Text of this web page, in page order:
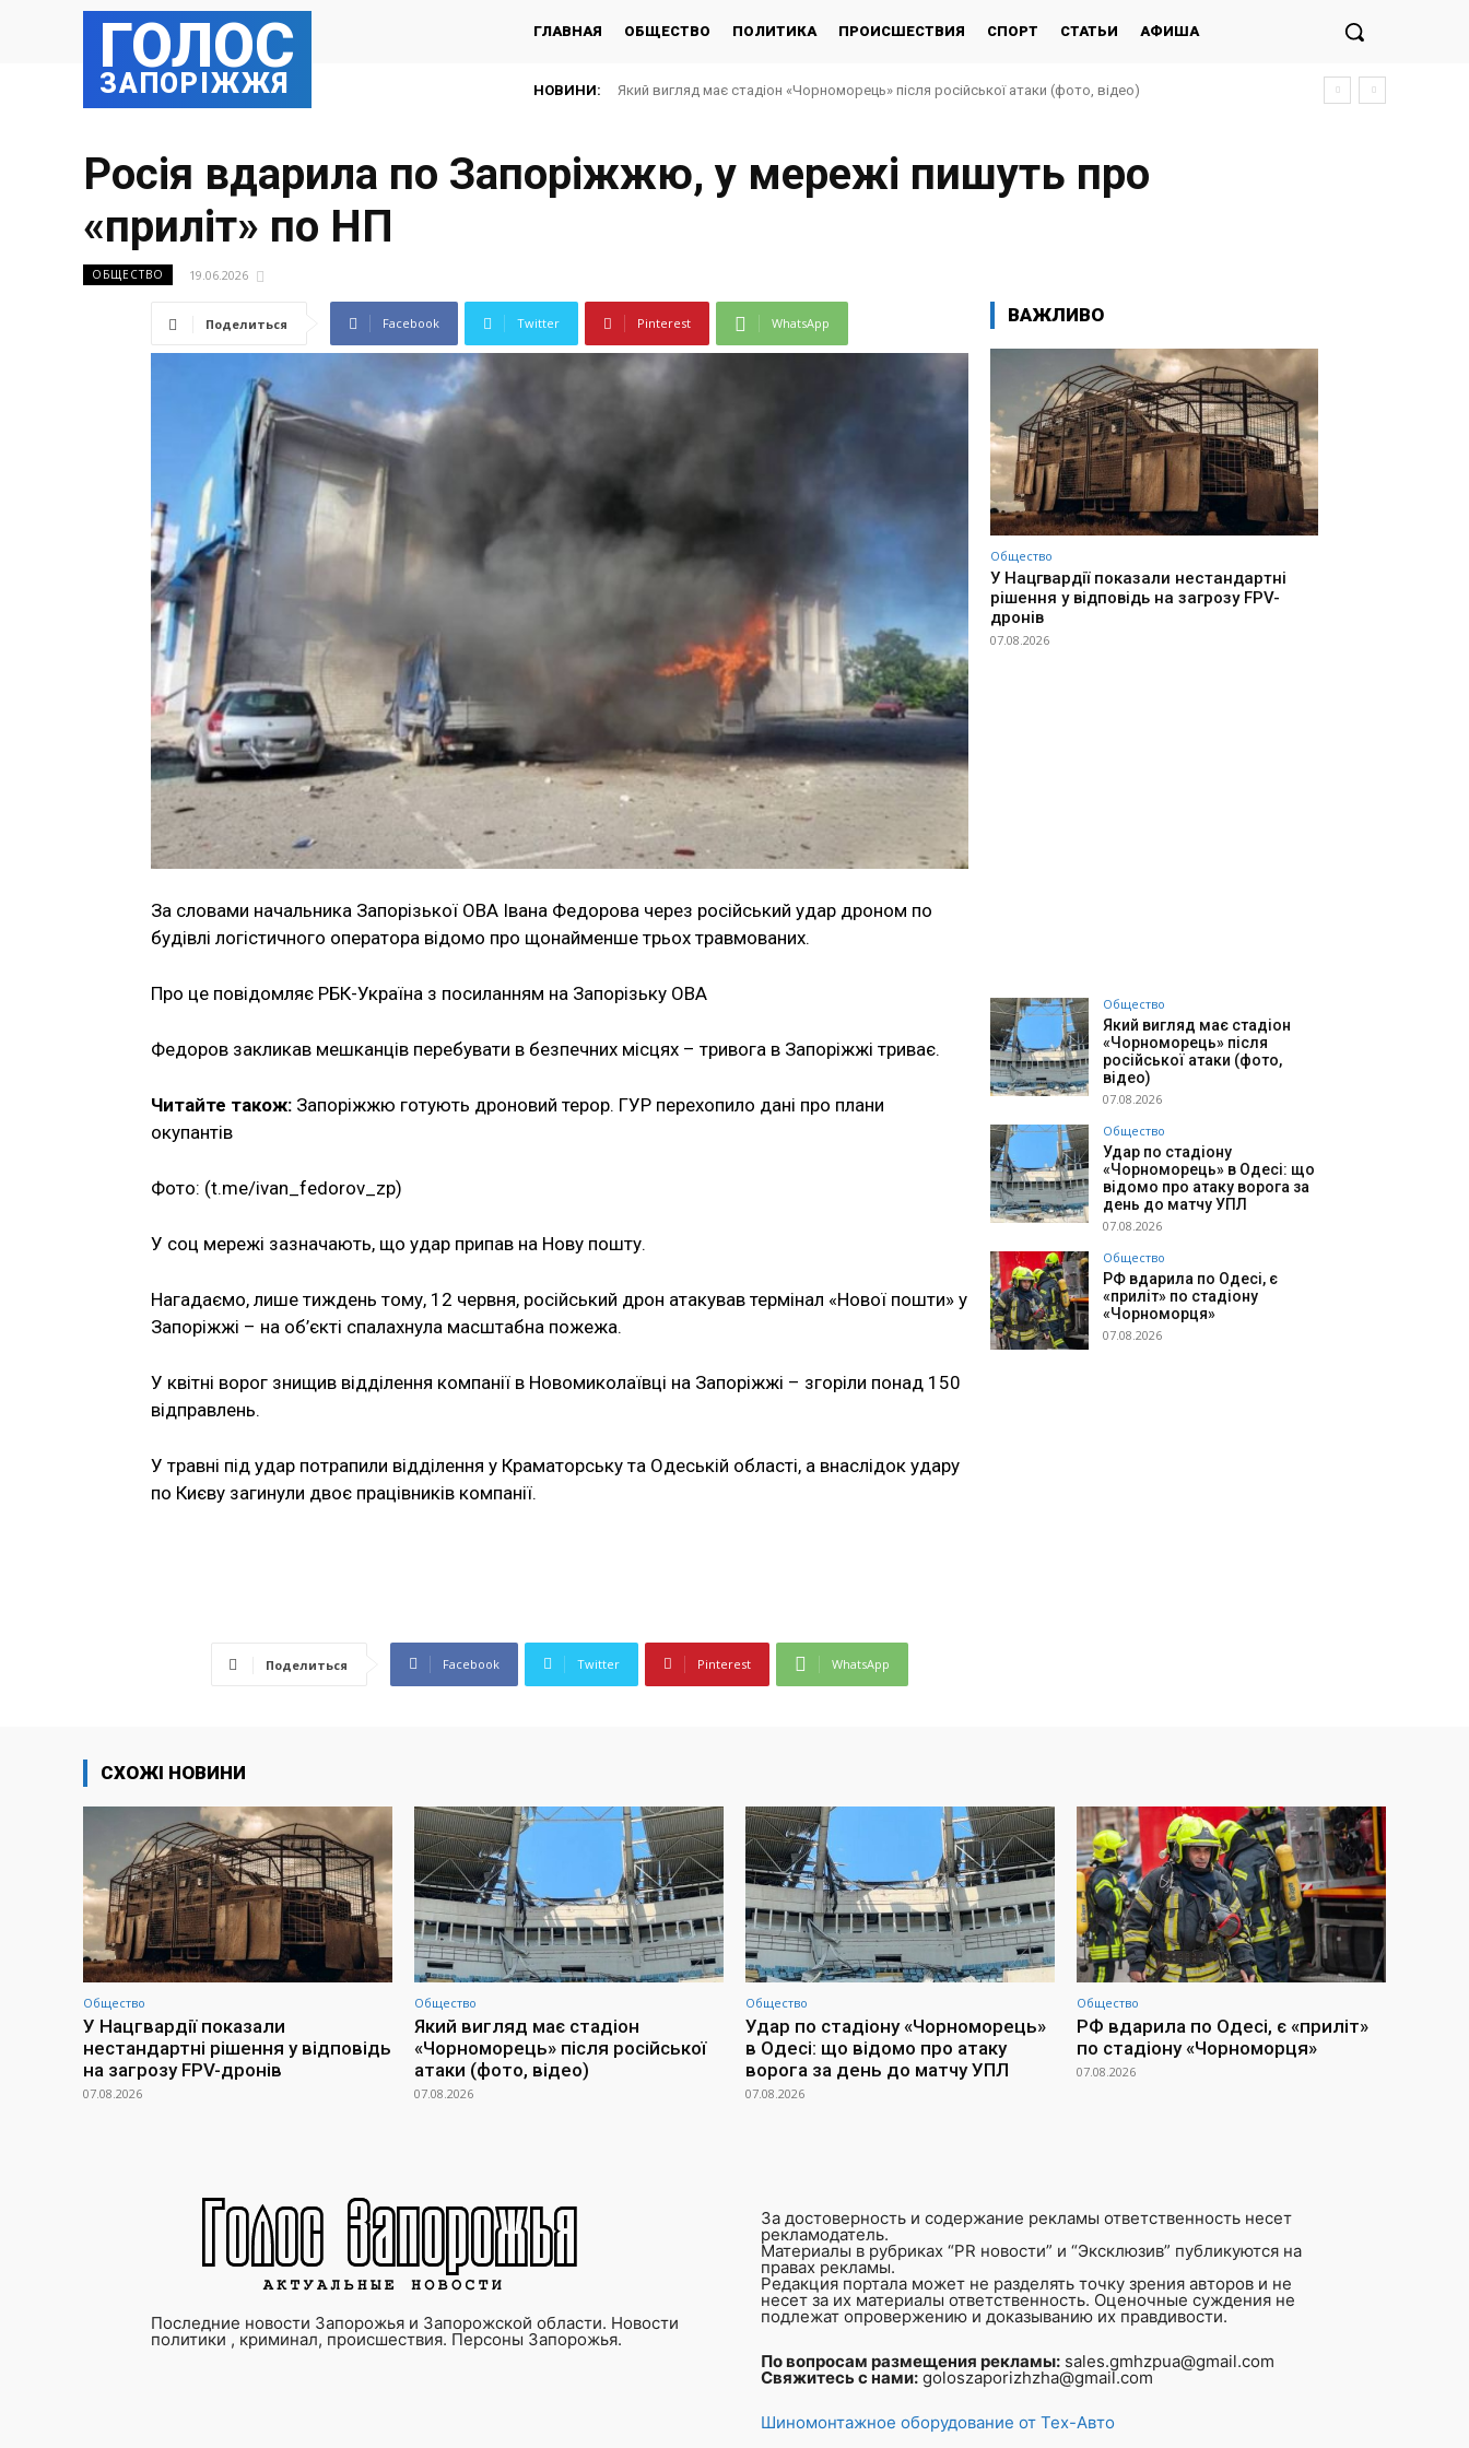
ГОЛОС
ЗАПОРІЖЖЯ
ГЛАВНАЯ ОБЩЕСТВО ПОЛИТИКА ПРОИСШЕСТВИЯ СПОРТ СТАТЬИ АФИША
НОВИНИ: Який вигляд має стадіон «Чорноморець» після російської атаки (фото, відео)
Росія вдарила по Запоріжжю, у мережі пишуть про
«приліт» по НП
ОБЩЕСТВО 19.06.2026
Поделиться Facebook Twitter Pinterest WhatsApp
За словами начальника Запорізької ОВА Івана Федорова через російський удар дроном по
будівлі логістичного оператора відомо про щонайменше трьох травмованих.
Про це повідомляє РБК-Україна з посиланням на Запорізьку ОВА
Федоров закликав мешканців перебувати в безпечних місцях – тривога в Запоріжжі триває.
Читайте також: Запоріжжю готують дроновий терор. ГУР перехопило дані про плани
окупантів
Фото: (t.me/ivan_fedorov_zp)
У соц мережі зазначають, що удар припав на Нову пошту.
Нагадаємо, лише тиждень тому, 12 червня, російський дрон атакував термінал «Нової пошти» у
Запоріжжі – на об’єкті спалахнула масштабна пожежа.
У квітні ворог знищив відділення компанії в Новомиколаївці на Запоріжжі – згоріли понад 150
відправлень.
У травні під удар потрапили відділення у Краматорську та Одеській області, а внаслідок удару
по Києву загинули двоє працівників компанії.
Поделиться Facebook Twitter Pinterest WhatsApp
ВАЖЛИВО
Общество
У Нацгвардії показали нестандартні
рішення у відповідь на загрозу FPV-
дронів
07.08.2026
Общество
Який вигляд має стадіон
«Чорноморець» після
російської атаки (фото,
відео)
07.08.2026
Общество
Удар по стадіону
«Чорноморець» в Одесі: що
відомо про атаку ворога за
день до матчу УПЛ
07.08.2026
Общество
РФ вдарила по Одесі, є
«приліт» по стадіону
«Чорноморця»
07.08.2026
СХОЖІ НОВИНИ
Общество
У Нацгвардії показали
нестандартні рішення у відповідь
на загрозу FPV-дронів
07.08.2026
Общество
Який вигляд має стадіон
«Чорноморець» після російської
атаки (фото, відео)
07.08.2026
Общество
Удар по стадіону «Чорноморець»
в Одесі: що відомо про атаку
ворога за день до матчу УПЛ
07.08.2026
Общество
РФ вдарила по Одесі, є «приліт»
по стадіону «Чорноморця»
07.08.2026
Последние новости Запорожья и Запорожской области. Новости
политики , криминал, происшествия. Персоны Запорожья.
За достоверность и содержание рекламы ответственность несет
рекламодатель.
Материалы в рубриках “PR новости” и “Эксклюзив” публикуются на
правах рекламы.
Редакция портала может не разделять точку зрения авторов и не
несет за их материалы ответственность. Оценочные суждения не
подлежат опровержению и доказыванию их правдивости.
По вопросам размещения рекламы: sales.gmhzpua@gmail.com
Свяжитесь с нами: goloszaporizhzha@gmail.com
Шиномонтажное оборудование от Тех-Авто